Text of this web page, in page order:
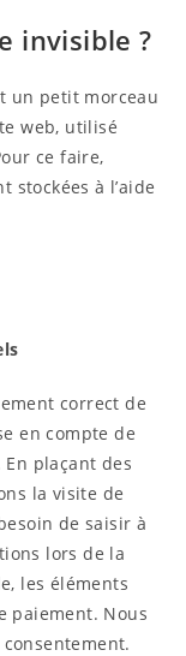
invisible ?
un petit morceau
web, utilisé
ce faire,
stockées à l’aide
correct de
en compte de
plaçant des
la visite de
de saisir à
lors de la
les éléments
paiement. Nous